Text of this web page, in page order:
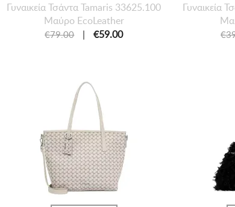
Γυναικεία Τσάντα Tamaris 33625.100
Μαύρο EcoLeather
€79.00 | €59.00
Γυναικεία